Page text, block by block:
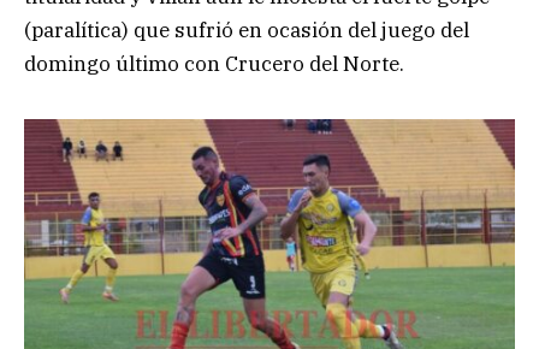
(paralítica) que sufrió en ocasión del juego del
domingo último con Crucero del Norte.